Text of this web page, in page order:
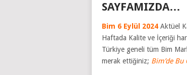
SAYFAMIZDA…
Bim 6 Eylül 2024 Aktüel
Haftada Kalite ve İçeriği
Türkiye geneli tüm Bim
merak ettiğiniz; Bim’de